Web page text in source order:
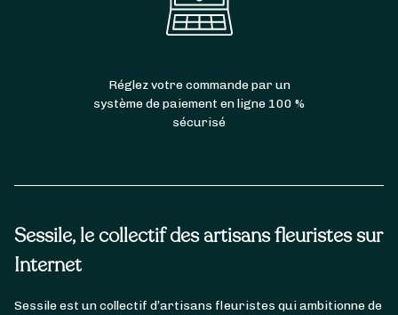
Sessile, le collectif des artisans fleuristes sur
Internet
Sessile est un collectif d’artisans fleuristes qui ambitionne de
Réglez votre commande par un
système de paiement en ligne 100 %
sécurisé